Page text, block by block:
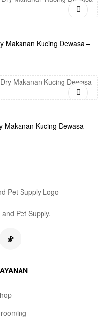
Makanan Kucing Dewasa –
Makanan Kucing Dewasa –
Pet Supply.